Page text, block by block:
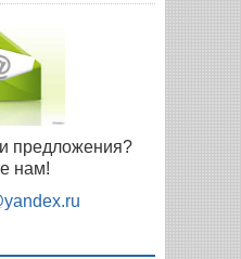
предложения?
нам!